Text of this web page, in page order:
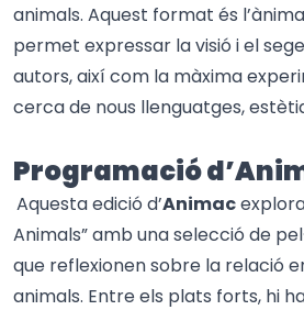
animals. Aquest format és
permet expressar la visió i el
autors, així com la màxima
cerca de nous llenguatges,
Programació
Aquesta edició d’Animac
Animals” amb una selecció de
que reflexionen sobre la relació
animals. Entre els plats forts, hi